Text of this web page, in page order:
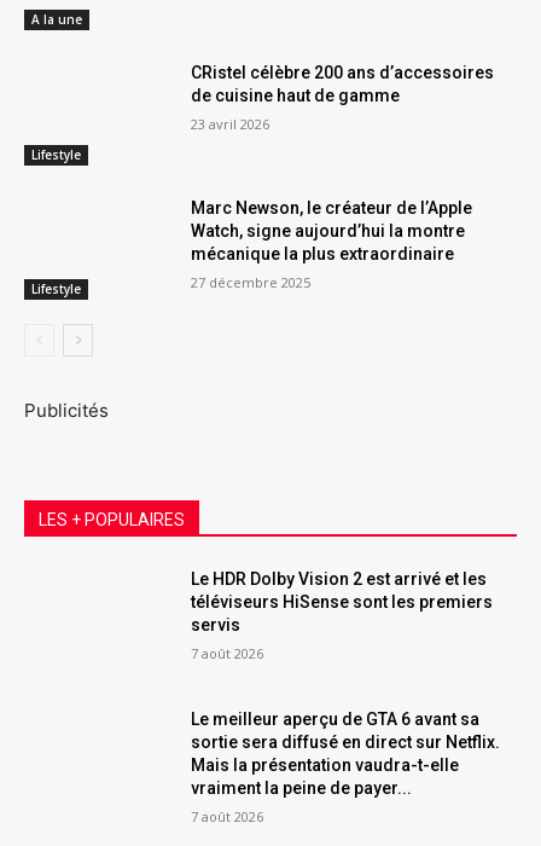
A la une
Lifestyle
CRistel célèbre 200 ans d’accessoires
de cuisine haut de gamme
23 avril 2026
Lifestyle
Marc Newson, le créateur de l’Apple
Watch, signe aujourd’hui la montre
mécanique la plus extraordinaire
27 décembre 2025
Publicités
LES + POPULAIRES
Le HDR Dolby Vision 2 est arrivé et les
téléviseurs HiSense sont les premiers
servis
7 août 2026
Le meilleur aperçu de GTA 6 avant sa
sortie sera diffusé en direct sur Netflix.
Mais la présentation vaudra-t-elle
vraiment la peine de payer...
7 août 2026